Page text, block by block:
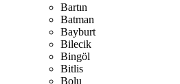
Bartın
Batman
Bayburt
Bilecik
Bingöl
Bitlis
Bolu